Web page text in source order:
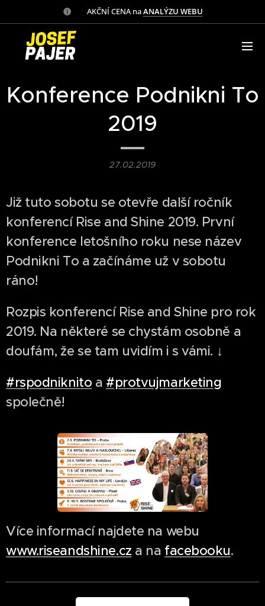
✅ AKČNÍ CENA naANALÝZU WEBU
Konference Podnikni To
2019
27.02.2019
Již tuto sobotu se otevře další ročník
konferencí Rise and Shine 2019. První
konference letošního roku nese název
Podnikni To a začínáme už v sobotu
ráno!
Rozpis konferencí Rise and Shine pro rok
2019. Na některé se chystám osobně a
doufám, že se tam uvidím i s vámi. ↓
#rspodniknito a #protvujmarketing
společně!
Více informací najdete na webu
www.riseandshine.cz a na facebooku.